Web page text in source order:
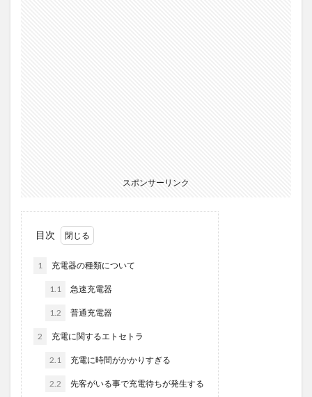
スポンサーリンク
目次
1 充電器の種類について
1.1 急速充電器
1.2 普通充電器
2 充電に関するエトセトラ
2.1 充電に時間がかかりすぎる
2.2 先客がいる事で充電待ちが発生する